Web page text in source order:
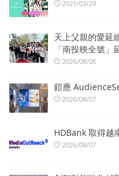
2021/03/29
天上父親的愛延
「南投映全號」
2026/08/08
鎧應
2026/08/07
HDBank 取得越
2026/08/07